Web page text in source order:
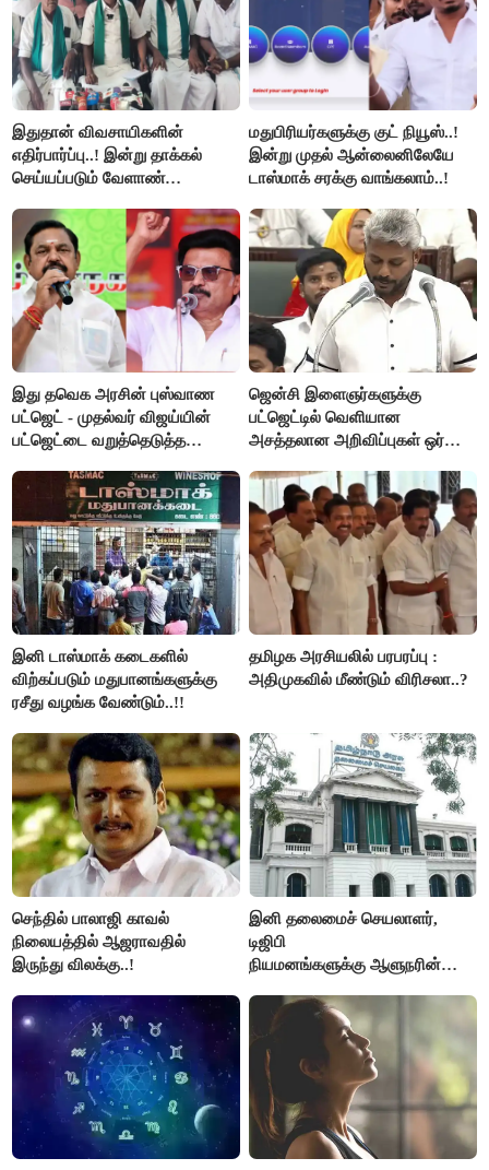
இதுதான் விவசாயிகளின்
எதிர்பார்ப்பு..! இன்று தாக்கல்
செய்யப்படும் வேளாண்
கோரிக்கை!
மதுபிரியர்களுக்கு குட் நியூஸ்..!
இன்று முதல் ஆன்லைனிலேயே
டாஸ்மாக் சரக்கு வாங்கலாம்..!
இது தவெக அரசின் புஸ்வாண
பட்ஜெட் - முதல்வர் விஜய்யின்
பட்ஜெட்டை வறுத்தெடுத்த
ஜென்சி இளைஞர்களுக்கு
பட்ஜெட்டில் வெளியான
அசத்தலான அறிவிப்புகள் ஒர்
இனி டாஸ்மாக் கடைகளில்
விற்கப்படும் மதுபானங்களுக்கு
ரசீது வழங்க வேண்டும்..!!
தமிழக அரசியலில் பரபரப்பு :
அதிமுகவில் மீண்டும் விரிசலா..?
செந்தில் பாலாஜி காவல்
நிலையத்தில் ஆஜராவதில்
இருந்து விலக்கு..!
இனி தலைமைச் செயலாளர்,
டிஜிபி
நியமனங்களுக்கு ஆளுநரின்
தமிழ்நாடு அரசு அதிரடி..!